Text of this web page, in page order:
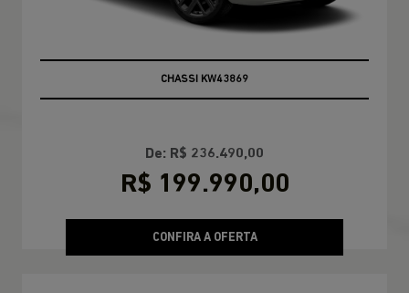
De: R$ 236.490,00
R$ 199.990,00
CONFIRA A OFERTA